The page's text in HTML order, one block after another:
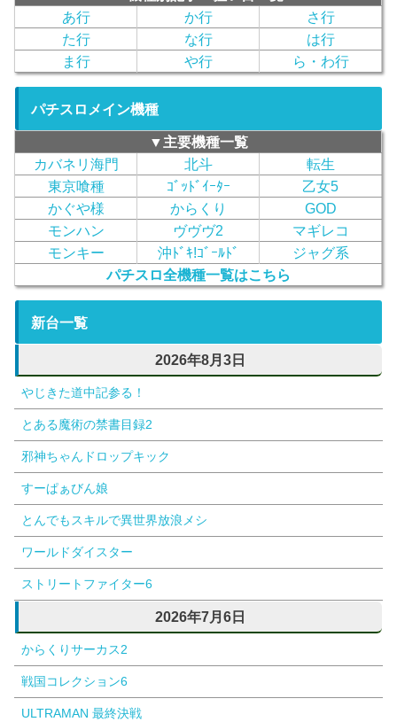
あ行
か行
さ行
た行
な行
は行
ま行
や行 ら・わ行
パチスロメイン機種
▼主要機種一覧
カバネリ海門
北斗
転生
東京喰種
ｺﾞｯﾄﾞｲｰﾀｰ
乙女5
かぐや様
からくり
GOD
モンハン
ヴヴヴ2
マギレコ
モンキー
沖ﾄﾞｷ!ｺﾞｰﾙﾄﾞ
ジャグ系
パチスロ全機種一覧はこちら
新台一覧
2026年8月3日
やじきた道中記参る！
とある魔術の禁書目録2
邪神ちゃんドロップキック
すーぱぁびん娘
とんでもスキルで異世界放浪メシ
ワールドダイスター
ストリートファイター6
2026年7月6日
からくりサーカス2
戦国コレクション6
ULTRAMAN 最終決戦